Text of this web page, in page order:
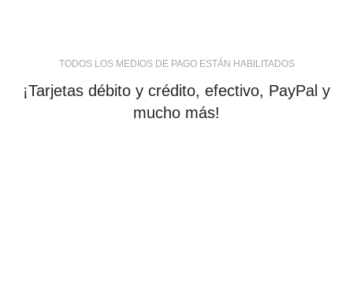
TODOS LOS MEDIOS DE PAGO ESTÁN HABILITADOS
¡Tarjetas débito y crédito, efectivo, PayPal y
mucho más!